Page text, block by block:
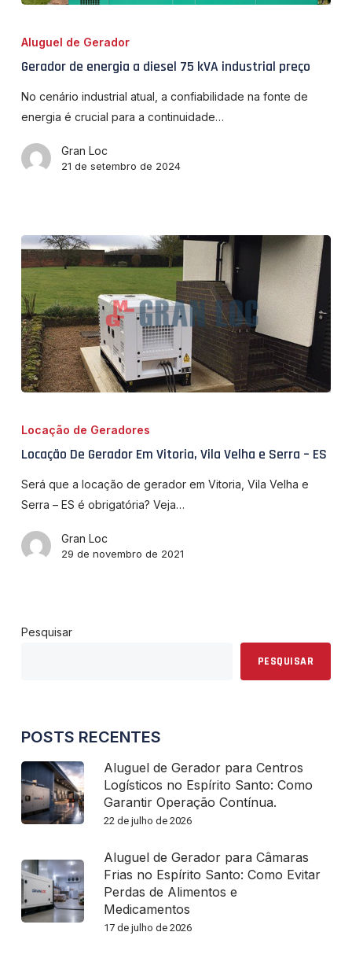
a
diesel
75
industrial
Aluguel de Gerador
Gerador de energia a diesel 75 kVA industrial preço
No cenário industrial atual, a confiabilidade na fonte de
energia é crucial para a continuidade…
Gran Loc
21 de setembro de 2024
Em
Vitoria,
Vila
e
Locação de Geradores
Locação De Gerador Em Vitoria, Vila Velha e Serra – ES
Será que a locação de gerador em Vitoria, Vila Velha e
Serra – ES é obrigatória? Veja…
Gran Loc
29 de novembro de 2021
Pesquisar
PESQUISAR
POSTS RECENTES
Aluguel de Gerador para Centros
Logísticos no Espírito Santo: Como
Garantir Operação Contínua.
22 de julho de 2026
Aluguel de Gerador para Câmaras
Frias no Espírito Santo: Como Evitar
Perdas de Alimentos e
Medicamentos
17 de julho de 2026